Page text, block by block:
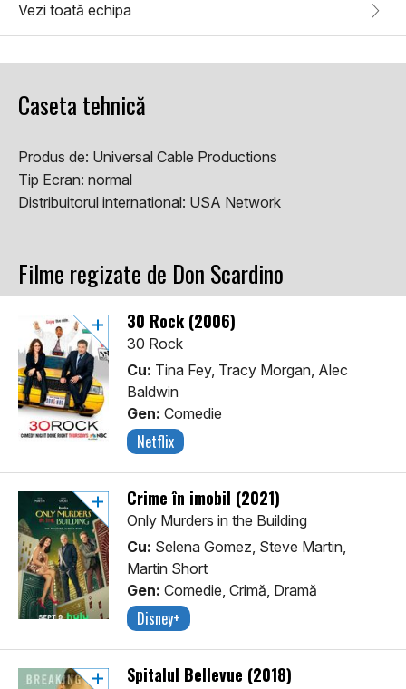
Vezi toată echipa
Caseta tehnică
Produs de: Universal Cable Productions
Tip Ecran: normal
Distribuitorul international: USA Network
Filme regizate de Don Scardino
30 Rock (2006)
30 Rock
Cu: Tina Fey, Tracy Morgan, Alec
Baldwin
Gen: Comedie
Netflix
Crime în imobil (2021)
Only Murders in the Building
Cu: Selena Gomez, Steve Martin,
Martin Short
Gen: Comedie, Crimă, Dramă
Disney+
Spitalul Bellevue (2018)